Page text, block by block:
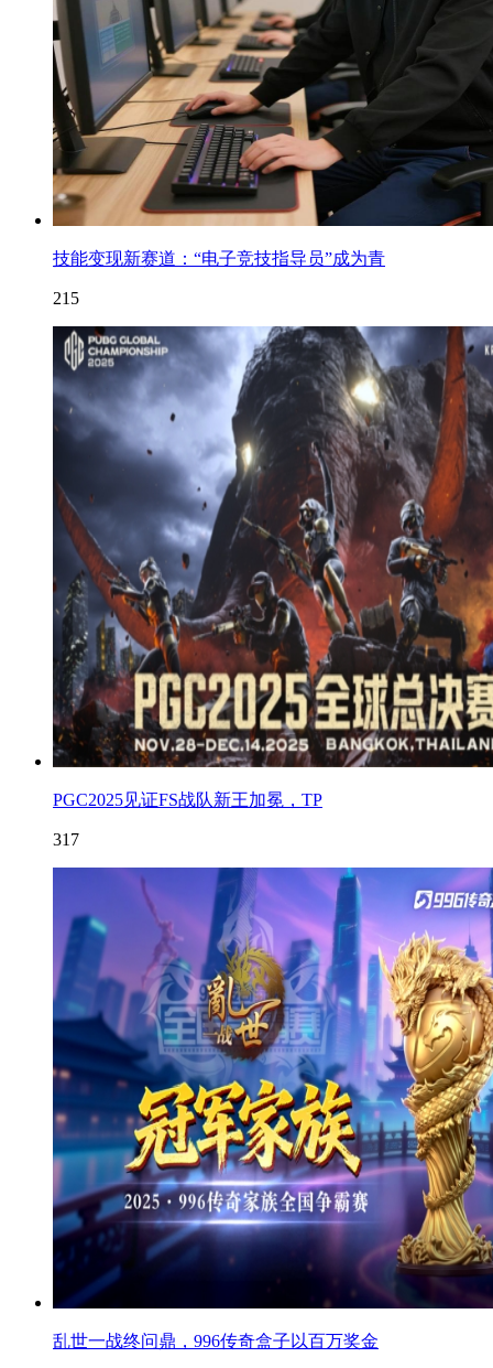
技能变现新赛道：“电子竞技指导员”成为青
215
PGC2025见证FS战队新王加冕，TP
317
乱世一战终问鼎，996传奇盒子以百万奖金